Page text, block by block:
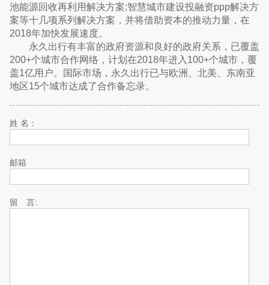
池能源回收再利用解决方案;智慧城市建设投融资ppp解决方
案等十几项系列解决方案，并将借助资本的推动力量，在
2018年加快发展速度。
永久出行有丰富的政府资源和良好的政府关系，已覆盖
200+个城市合作网络，计划在2018年进入100+个城市，覆
盖1亿用户。国际市场，永久出行已与欧洲、北美、东南亚
地区15个城市达成了合作备忘录。
姓 名：
邮箱
留 言: